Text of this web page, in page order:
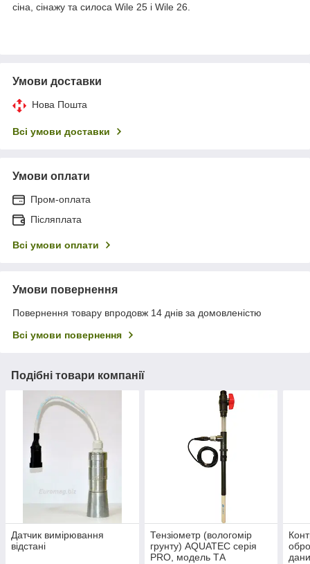
сіна, сінажу та силоса Wile 25 і Wile 26.
Умови доставки
Нова Пошта
Всі умови доставки
Умови оплати
Пром-оплата
Післяплата
Всі умови оплати
Умови повернення
Повернення товару впродовж 14 днів за домовленістю
Всі умови повернення
Подібні товари компанії
Датчик вимірювання
відстані
Тензіометр (вологомір
грунту) AQUATEC серія
PRO, модель ТА